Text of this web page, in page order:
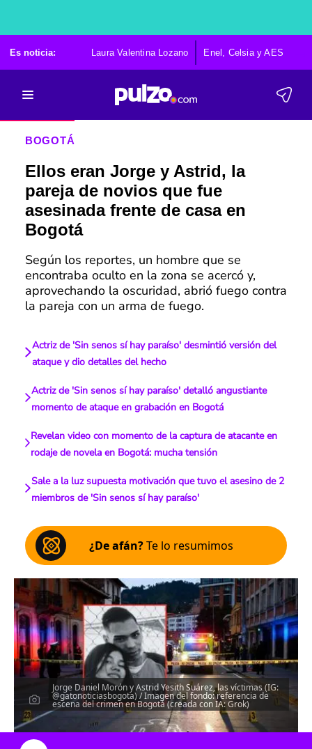
Es noticia: Laura Valentina Lozano Enel, Celsia y AES
BOGOTÁ
Ellos eran Jorge y Astrid, la
pareja de novios que fue
asesinada frente de casa en
Bogotá
Según los reportes, un hombre que se
encontraba oculto en la zona se acercó y,
aprovechando la oscuridad, abrió fuego contra
la pareja con un arma de fuego.
Actriz de 'Sin senos sí hay paraíso' desmintió versión del
ataque y dio detalles del hecho
Actriz de 'Sin senos sí hay paraíso' detalló angustiante
momento de ataque en grabación en Bogotá
Revelan video con momento de la captura de atacante en
rodaje de novela en Bogotá: mucha tensión
Sale a la luz supuesta motivación que tuvo el asesino de 2
miembros de 'Sin senos sí hay paraíso'
¿De afán?Te lo resumimos
Jorge Daniel Morón y Astrid Yesith Suárez, las víctimas (IG:
@gatonoticiasbogota) / Imagen del fondo: referencia de
escena del crimen en Bogotá (creada con IA: Grok)
Escucha el artículo